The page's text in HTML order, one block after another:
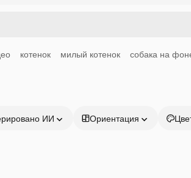
котенок милый котенок собака на
ИИ Ориентация